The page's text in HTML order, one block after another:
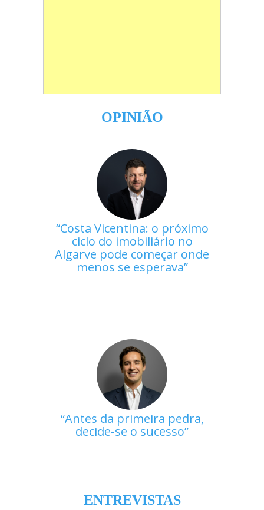
OPINIÃO
Costa Vicentina: o próximo
ciclo do imobiliário no
Algarve pode começar onde
menos se esperava
Antes da primeira pedra,
decide-se o sucesso
ENTREVISTAS